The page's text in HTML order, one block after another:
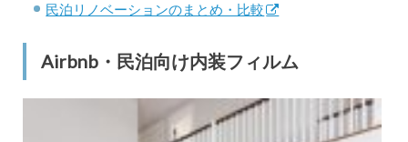
民泊リノベーションのまとめ・比較
Airbnb・民泊向け内装フィルム